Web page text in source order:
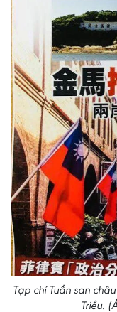
Tạp chí Tuần san
Triều.